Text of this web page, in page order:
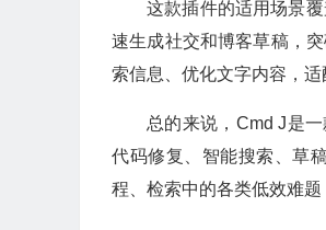
这款插件的适用场景
速生成社交和博客草稿，
索信息、优化文字内容，适
总的来说，Cmd J是
代码修复、智能搜索、草
程、检索中的各类低效难